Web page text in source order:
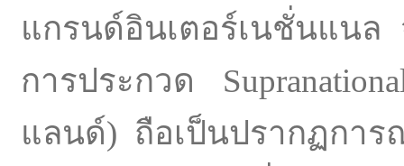
แกรนด์อินเตอร์เนชั่นแน
การประกวด Supr
แลนด์) ถือเป็นปรากฏกา